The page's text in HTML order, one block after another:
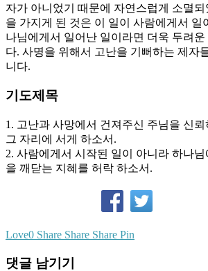
자가 아니었기 때문에 자연스럽게 소멸
을 가지게 된 것은 이 일이 사람에게서 일
나님에게서 일어난 일이라면 더욱 두려운
다. 사명을 위해서 고난을 기뻐하는 제자
니다.
기도제목
1. 고난과 사망에서 건져주신 주님을 신
그 자리에 서게 하소서.
2. 사람에게서 시작된 일이 아니라 하나
을 깨닫는 지혜를 허락 하소서.
Love0 Share Share Share Pin
댓글 남기기